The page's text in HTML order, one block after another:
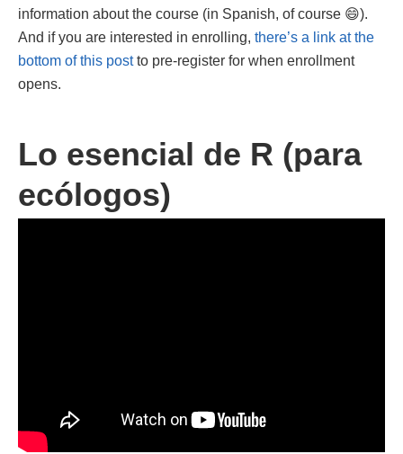
information about the course (in Spanish, of course 😄).
And if you are interested in enrolling, there’s a link at the
bottom of this postto pre-register for when enrollment
opens.
Lo esencial de R (para
ecólogos)